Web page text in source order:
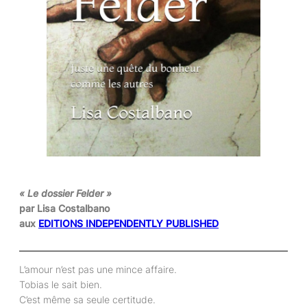
« Le dossier Felder »
par Lisa Costalbano
aux EDITIONS INDEPENDENTLY PUBLISHED
L’amour n’est pas une mince affaire.
Tobias le sait bien.
C’est même sa seule certitude.